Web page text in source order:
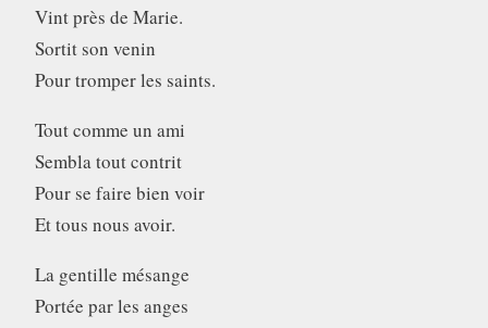
Vint près de Marie.
Sortit son venin
Pour tromper les saints.
Tout comme un ami
Sembla tout contrit
Pour se faire bien voir
Et tous nous avoir.
La gentille mésange
Portée par les anges